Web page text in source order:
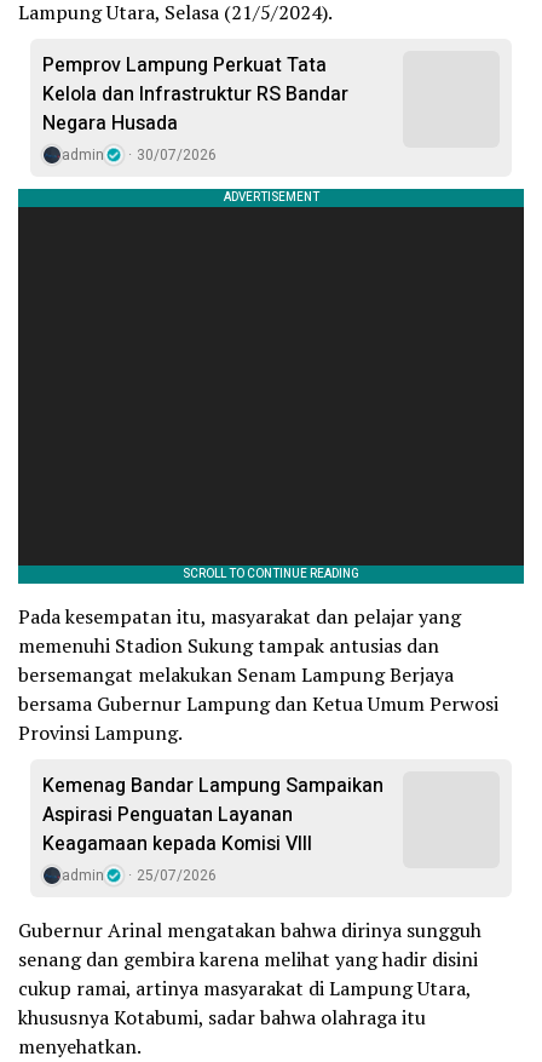
Lampung Utara, Selasa (21/5/2024).
Pemprov Lampung Perkuat Tata
Kelola dan Infrastruktur RS Bandar
Negara Husada
admin 30/07/2026
Pada kesempatan itu, masyarakat dan pelajar yang
memenuhi Stadion Sukung tampak antusias dan
bersemangat melakukan Senam Lampung Berjaya
bersama Gubernur Lampung dan Ketua Umum Perwosi
Provinsi Lampung.
Kemenag Bandar Lampung Sampaikan
Aspirasi Penguatan Layanan
Keagamaan kepada Komisi VIII
admin 25/07/2026
Gubernur Arinal mengatakan bahwa dirinya sungguh
senang dan gembira karena melihat yang hadir disini
cukup ramai, artinya masyarakat di Lampung Utara,
khususnya Kotabumi, sadar bahwa olahraga itu
menyehatkan.